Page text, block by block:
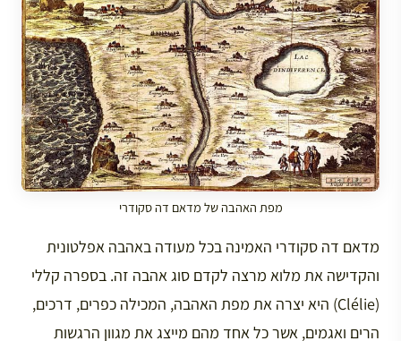
מפת האהבה של מדאם דה סקודרי
מדאם דה סקודרי האמינה בכל מעודה באהבה אפלטונית
והקדישה את מלוא מרצה לקדם סוג אהבה זה. בספרה קללי
(Clélie) היא יצרה את מפת האהבה, המכילה כפרים, דרכים,
הרים ואגמים, אשר כל אחד מהם מייצג את מגוון הרגשות